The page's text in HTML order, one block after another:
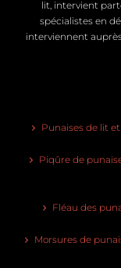
lit, intervient
spécialistes en
interviennent
Punaises de lit
Piqûre de
Fléau des
Morsures de